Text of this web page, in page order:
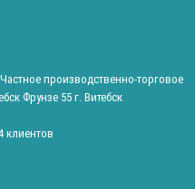
производственно-торговое
Фрунзе 55 г. Витебск
клиентов